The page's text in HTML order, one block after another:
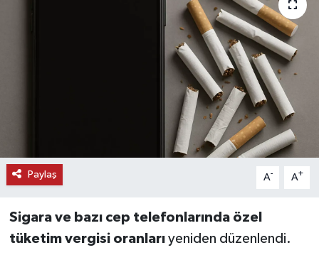
Paylaş A- A+
Sigara ve bazı cep telefonlarında özel
tüketim vergisi oranları yeniden düzenlendi.
TİCARET
YAŞAM